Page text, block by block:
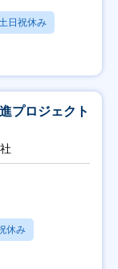
日祝休み
プロジェクト
休み